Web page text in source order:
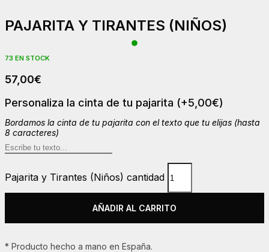
PAJARITA Y TIRANTES (NIÑOS)
73 EN STOCK
57,00€
Personaliza la cinta de tu pajarita (+5,00€)
Bordamos la cinta de tu pajarita con el texto que tu elijas (hasta
8 caracteres)
Pajarita y Tirantes (Niños) cantidad
AÑADIR AL CARRITO
* Producto hecho a mano en España.